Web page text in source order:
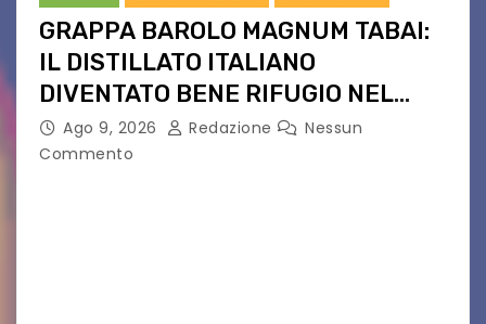
GRAPPA BAROLO MAGNUM TABAI:
IL DISTILLATO ITALIANO
DIVENTATO BENE RIFUGIO NEL
NORD EUROPA
Ago 9, 2026 Redazione
Nessun
Commento